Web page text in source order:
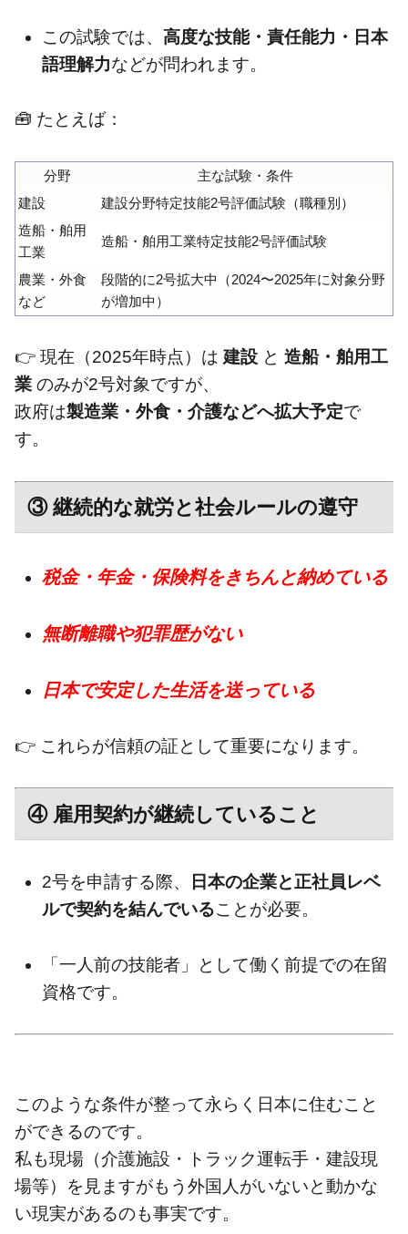
この試験では、 高度な技能・責任能力・日本
語理解力などが問われます。
🧰 たとえば：
分野
主な試験・条件
建設
建設分野特定技能2号評価試験（職種別）
造船・舶用
工業
造船・舶用工業特定技能2号評価試験
農業・外食
など
段階的に2号拡大中（2024〜2025年に対象分野
が増加中）
👉 現在（2025年時点）は 建設 と 造船・舶用工
業 のみが2号対象ですが、
政府は製造業・外食・介護などへ拡大予定で
す。
③ 継続的な就労と社会ルールの遵守
税金・年金・保険料をきちんと納めている
無断離職や犯罪歴がない
日本で安定した生活を送っている
👉 これらが信頼の証として重要になります。
④ 雇用契約が継続していること
2号を申請する際、
日本の企業と正社員レベ
ルで契約を結んでいることが必要。
「一人前の技能者」として働く前提での在留
資格です。
このような条件が整って永らく日本に住むこと
ができるのです。
私も現場（介護施設・トラック運転手・建設現
場等）を見ますがもう外国人がいないと動かな
い現実があるのも事実です。